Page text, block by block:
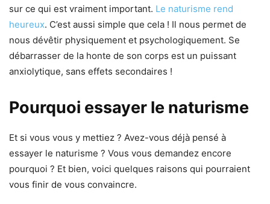
sur ce qui est vraiment important. Le naturisme rend
heureux. C’est aussi simple que cela ! Il nous permet de
nous dévêtir physiquement et psychologiquement. Se
débarrasser de la honte de son corps est un puissant
anxiolytique, sans effets secondaires !
Pourquoi essayer le naturisme
Et si vous vous y mettiez ? Avez-vous déjà pensé à
essayer le naturisme ? Vous vous demandez encore
pourquoi ? Et bien, voici quelques raisons qui pourraient
vous finir de vous convaincre.